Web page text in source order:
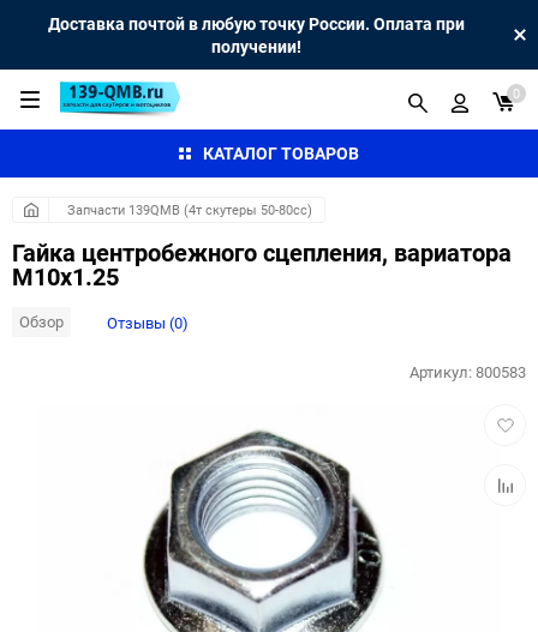
Доставка почтой в любую точку России. Оплата при
получении!
КАТАЛОГ ТОВАРОВ
0
Запчасти 139QMB (4т скутеры 50-80сс)
Гайка центробежного сцепления, вариатора
М10х1.25
Обзор Отзывы (0)
Артикул:800583